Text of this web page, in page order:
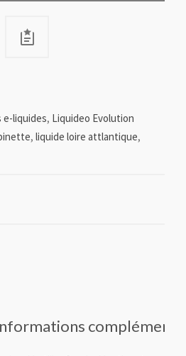
liquides, Liquideo Evolution
, liquide loire attlantique,